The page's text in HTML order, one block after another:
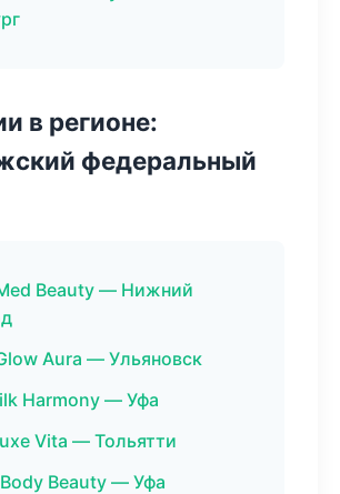
в регионе:
федеральный
Beauty — Нижний
Aura — Ульяновск
Harmony — Уфа
Vita — Тольятти
Beauty — Уфа